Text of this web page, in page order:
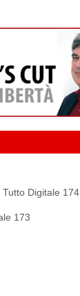
Digitale 174
173